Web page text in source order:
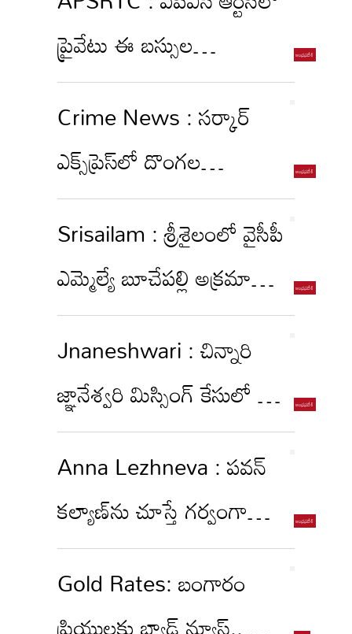
దంచుడే దంచుడు
ప్రైవేటు ఈ బస్సుల
ప్రవేశం...కార్మిక సంఘాల
ఆందోళన బాట
Crime News : సర్కార్‌
ఎక్స్‌ప్రెస్‌లో దొంగల
హల్‌చల్‌... పోలీసుల ఫైరింగ్‌
Srisailam : శ్రీశైలంలో వైసీపీ
ఎమ్మెల్యే బూచేపల్లి అక్రమాలు..
దేవస్థానం కాటేజీల కబ్జా?
Jnaneshwari : చిన్నారి
జ్ఞానేశ్వరి మిస్సింగ్ కేసులో బిగ్
ట్విస్ట్.. చనిపోయిన కుక్క!
Anna Lezhneva : పవన్
కల్యాణ్‌ను చూస్తే గర్వంగా
ఉంది.. అన్నా లెజినోవా
ఎమోషనల్ కామెంట్స్!
Gold Rates: బంగారం